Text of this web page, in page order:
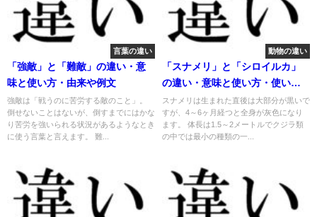
言葉の違い
「強敵」と「難敵」の違い・意
味と使い方・由来や例文
強敵は「戦うのに苦労する敵のこと」。
倒せないことはないが、倒すまでにはかな
り苦労を強いられる状況があるようなとき
に使う言葉と言えます。 難...
動物の違い
「スナメリ」と「シロイルカ」
の違い・意味と使い方・使い分
け
スナメリは生まれた直後は大部分が黒いで
すが、4～6ヶ月経つと全身が灰色になり
ます。 体長は1.5～2メートルでクジラ類
の中では最小の種類の一...